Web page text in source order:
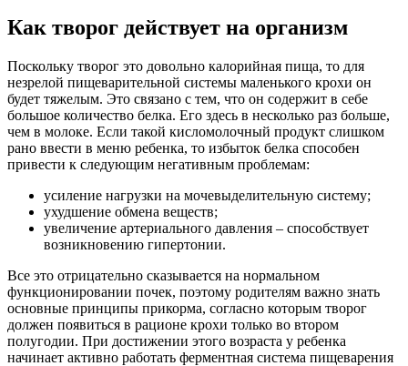
Как творог действует на организм
Поскольку творог это довольно калорийная пища, то для
незрелой пищеварительной системы маленького крохи он
будет тяжелым. Это связано с тем, что он содержит в себе
большое количество белка. Его здесь в несколько раз больше,
чем в молоке. Если такой кисломолочный продукт слишком
рано ввести в меню ребенка, то избыток белка способен
привести к следующим негативным проблемам:
усиление нагрузки на мочевыделительную систему;
ухудшение обмена веществ;
увеличение артериального давления – способствует
возникновению гипертонии.
Все это отрицательно сказывается на нормальном
функционировании почек, поэтому родителям важно знать
основные принципы прикорма, согласно которым творог
должен появиться в рационе крохи только во втором
полугодии. При достижении этого возраста у ребенка
начинает активно работать ферментная система пищеварения